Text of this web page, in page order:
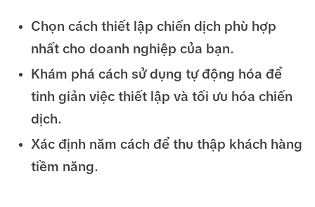
Chọn cách thiết lập chiến dịch phù hợp
nhất cho doanh nghiệp của bạn.
Khám phá cách sử dụng tự động hóa để
tinh giản việc thiết lập và tối ưu hóa chiến
dịch.
Xác định năm cách để thu thập khách hàng
tiềm năng.